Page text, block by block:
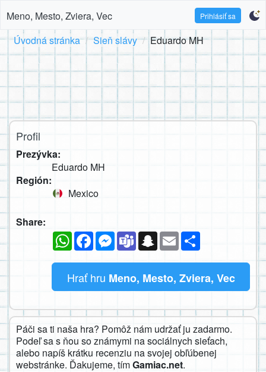
Meno, Mesto, Zviera, Vec Prihlásiť sa
Úvodná stránka Sieň slávy Eduardo MH
Profil
Prezývka:
Eduardo MH
Región:
Mexico
Share:
WhatsAppFacebookMessenger
TeamsSnapchat
Email
Hrať hru Meno, Mesto, Zviera, Vec
Páči sa ti naša hra? Pomôž nám udržať ju zadarmo.
Podeľ sa s ňou so známymi na sociálnych sieťach,
alebo napíš krátku recenziu na svojej obľúbenej
webstránke. Ďakujeme, tímGamiac.net.